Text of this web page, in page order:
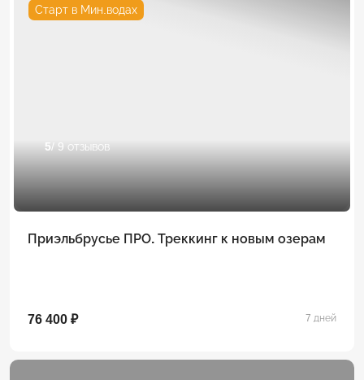
Старт в Мин.водах
5/ 9 отзывов
Приэльбрусье ПРО. Треккинг к новым озерам
76 400 ₽ 7 дней